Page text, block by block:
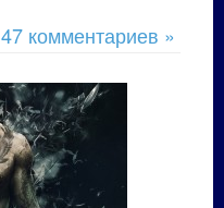
47 комментариев »